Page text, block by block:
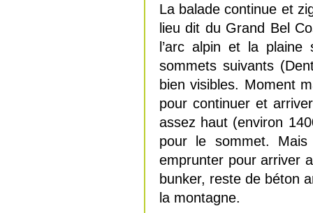
La balade continue et
lieu dit du Grand Bel
l’arc alpin et la
sommets suivants
bien visibles. Moment
pour continuer et
assez haut (environ
pour le sommet. Mais
emprunter pour arriver
bunker, reste de béton
la montagne.